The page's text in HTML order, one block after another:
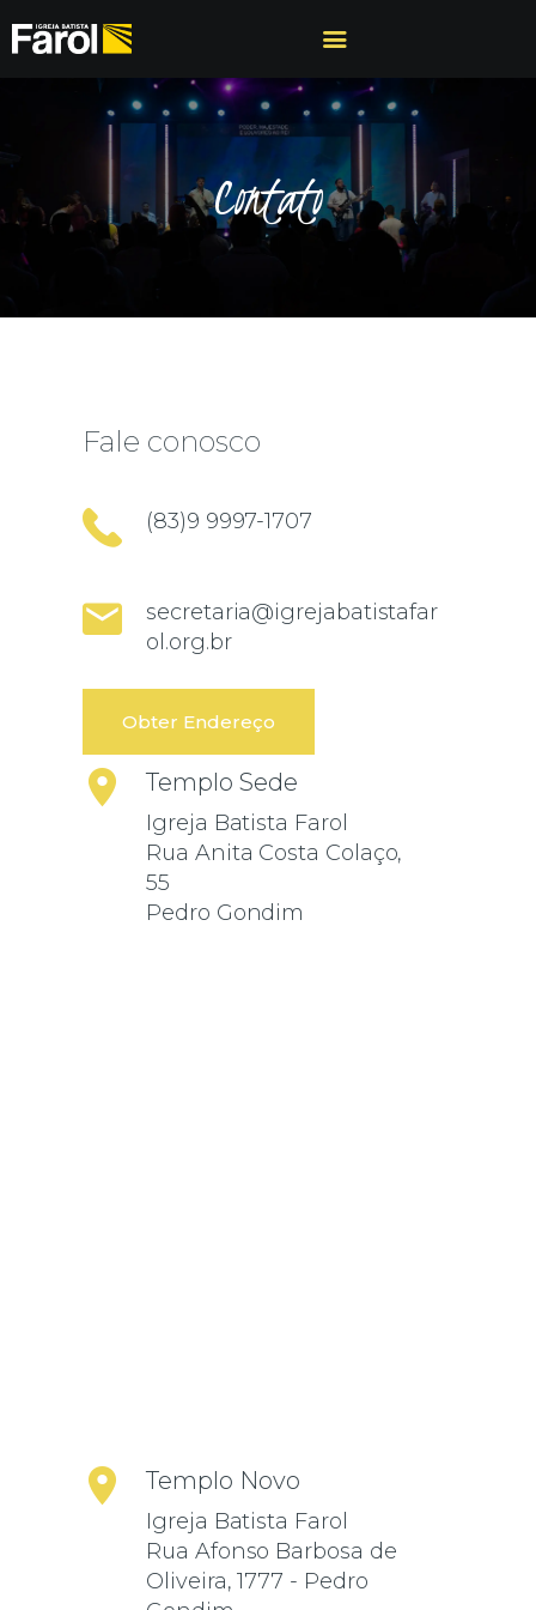
Contato
A IGREJA
PROGRAMAÇÕES
PREGAÇÕES
Fale conosco
(83)9 9997-1707
secretaria@igrejabatistafar
ol.org.br
Obter Endereço
Templo Sede
Igreja Batista Farol
Rua Anita Costa Colaço,
55
Pedro Gondim
Templo Novo
Igreja Batista Farol
Rua Afonso Barbosa de
Oliveira, 1777 - Pedro